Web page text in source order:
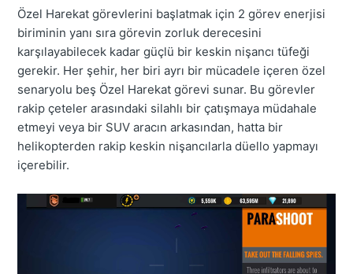
Özel Harekat görevlerini başlatmak için 2 görev enerjisi
biriminin yanı sıra görevin zorluk derecesini
karşılayabilecek kadar güçlü bir keskin nişancı tüfeği
gerekir. Her şehir, her biri ayrı bir mücadele içeren özel
senaryolu beş Özel Harekat görevi sunar. Bu görevler
rakip çeteler arasındaki silahlı bir çatışmaya müdahale
etmeyi veya bir SUV aracın arkasından, hatta bir
helikopterden rakip keskin nişancılarla düello yapmayı
içerebilir.